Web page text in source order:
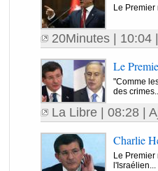
Le
20Minutes| 10:04 |
Le
"Comme
des
La Libre| 08:28 |
Charlie
Le
l'Israélien...